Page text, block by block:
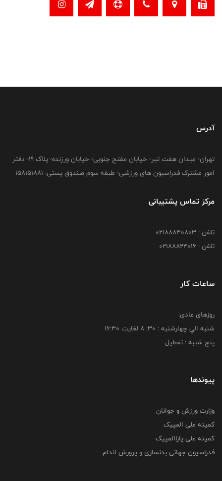
آدرس
تهران- میدان هفت تیر- خیابان مفتح جنوبی- خیابان ورزنده- پلاک 19- دفتر
امور مشترک فدراسیون های ورزشی- طبقه سوم صندوق پستی: 158151881
مرکز تماس پشتیبانی
تلفن : 02188830803
تلفن : 02188824016
ساعات کار
روزهای عادی:
شنبه الي چهارشنبه : 30: 8 لغايت 16:30
پنج شنبه : تعطیل
پیوندها
وزارت ورزش و جوانان
کمیته ملی المپیک
کمیته ملی پاراالمپیک
فدراسیون جهانی بدنسازی و پرورش اندام